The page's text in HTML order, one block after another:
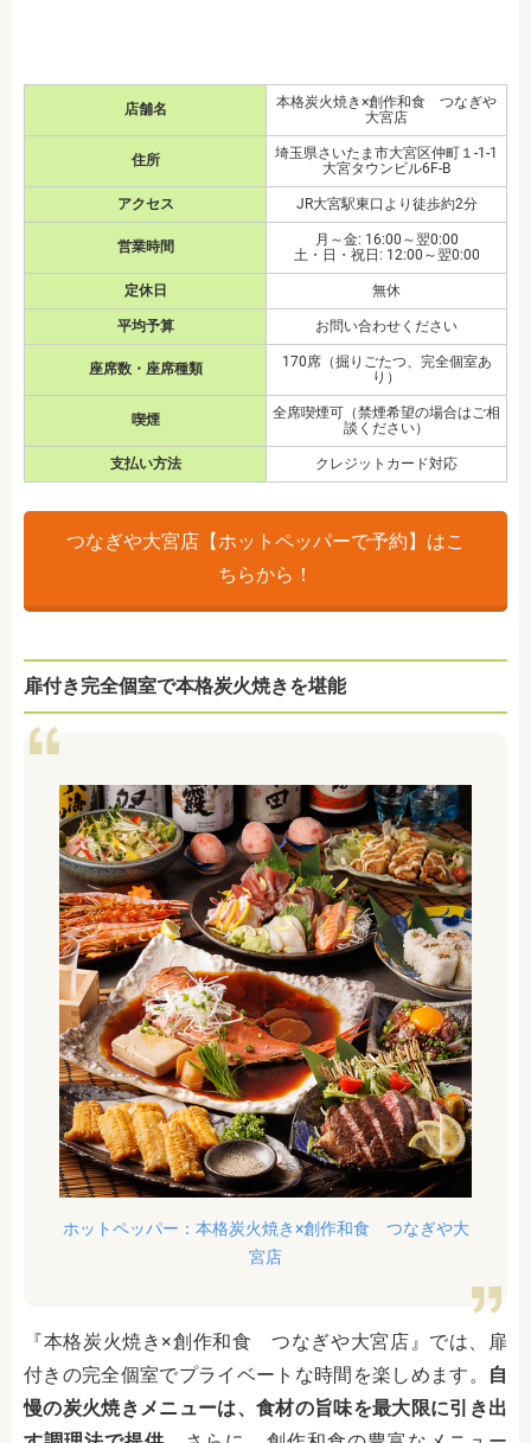
店舗名
本格炭火焼き×創作和食 つなぎや
大宮店
住所
埼玉県さいたま市大宮区仲町１-1-1
大宮タウンビル6F-B
アクセス JR大宮駅東口より徒歩約2分
営業時間
月～金: 16:00～翌0:00
土・日・祝日: 12:00～翌0:00
定休日 無休
平均予算 お問い合わせください
座席数・座席種類
170席（掘りごたつ、完全個室あ
り）
喫煙
全席喫煙可（禁煙希望の場合はご相
談ください）
支払い方法 クレジットカード対応
つなぎや大宮店【ホットペッパーで予約】はこ
ちらから！
扉付き完全個室で本格炭火焼きを堪能
ホットペッパー：本格炭火焼き×創作和食 つなぎや大
宮店
『本格炭火焼き×創作和食 つなぎや大宮店』では、扉
付きの完全個室でプライベートな時間を楽しめます。
自
慢の炭火焼きメニューは、食材の旨味を最大限に引き出